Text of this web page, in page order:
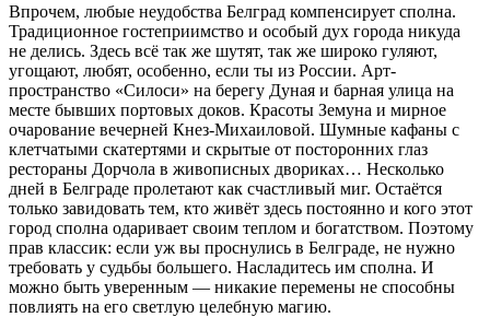
Впрочем, любые неудобства Белград компенсирует сполна.
Традиционное гостеприимство и особый дух города никуда
не делись. Здесь всё так же шутят, так же широко гуляют,
угощают, любят, особенно, если ты из России. Арт-
пространство «Силоси» на берегу Дуная и барная улица на
месте бывших портовых доков. Красоты Земуна и мирное
очарование вечерней Кнез-Михаиловой. Шумные кафаны с
клетчатыми скатертями и скрытые от посторонних глаз
рестораны Дорчола в живописных двориках… Несколько
дней в Белграде пролетают как счастливый миг. Остаётся
только завидовать тем, кто живёт здесь постоянно и кого этот
город сполна одаривает своим теплом и богатством. Поэтому
прав классик: если уж вы проснулись в Белграде, не нужно
требовать у судьбы большего. Насладитесь им сполна. И
можно быть уверенным — никакие перемены не способны
повлиять на его светлую целебную магию.